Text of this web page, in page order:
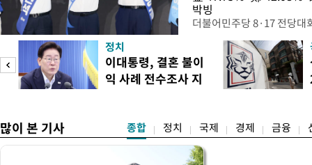
박빙
더불어민주당 8·17 전당대
인천 권리당원 투표에서
난주 첫 주말 순회경선에서
경남에서는 정청래 후보가
앙당 선관위원장은 8일 제
정치
이대통령, 결혼 불이
익 사례 전수조사 지
많이 본 기사 종합 정치 국제 경제 금융